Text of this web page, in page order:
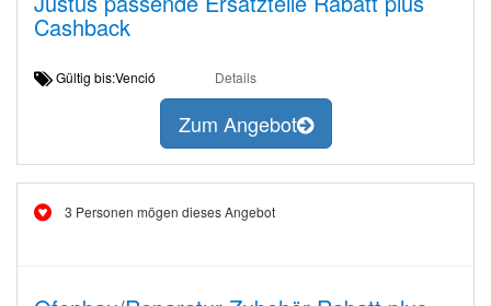
Cashback
Gültig bis:Venció Details
Zum Angebot
3 Personen mögen dieses Angebot